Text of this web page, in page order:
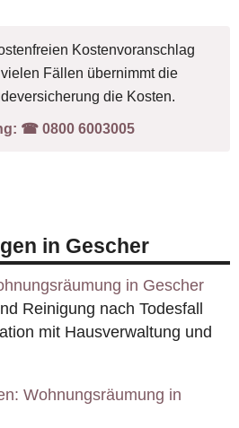
Kostenvoranschlag
Fällen übernimmt die
die Kosten.
☎︎ 0800 6003005
in Gescher
in Gescher
Reinigung nach Todesfall
mit Hausverwaltung und
Wohnungsräumung in